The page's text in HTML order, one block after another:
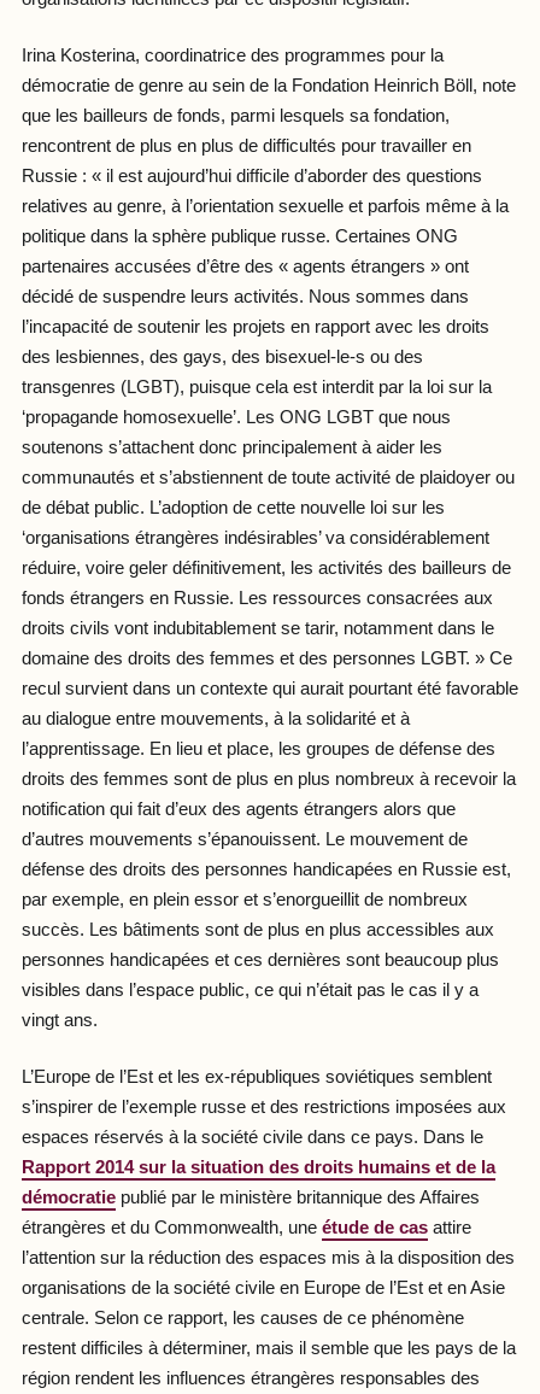
Irina Kosterina, coordinatrice des programmes pour la
démocratie de genre au sein de la Fondation Heinrich Böll, note
que les bailleurs de fonds, parmi lesquels sa fondation,
rencontrent de plus en plus de difficultés pour travailler en
Russie : « il est aujourd’hui difficile d’aborder des questions
relatives au genre, à l’orientation sexuelle et parfois même à la
politique dans la sphère publique russe. Certaines ONG
partenaires accusées d’être des « agents étrangers » ont
décidé de suspendre leurs activités. Nous sommes dans
l’incapacité de soutenir les projets en rapport avec les droits
des lesbiennes, des gays, des bisexuel-le-s ou des
transgenres (LGBT), puisque cela est interdit par la loi sur la
‘propagande homosexuelle’. Les ONG LGBT que nous
soutenons s’attachent donc principalement à aider les
communautés et s’abstiennent de toute activité de plaidoyer ou
de débat public. L’adoption de cette nouvelle loi sur les
‘organisations étrangères indésirables’ va considérablement
réduire, voire geler définitivement, les activités des bailleurs de
fonds étrangers en Russie. Les ressources consacrées aux
droits civils vont indubitablement se tarir, notamment dans le
domaine des droits des femmes et des personnes LGBT. » Ce
recul survient dans un contexte qui aurait pourtant été favorable
au dialogue entre mouvements, à la solidarité et à
l’apprentissage. En lieu et place, les groupes de défense des
droits des femmes sont de plus en plus nombreux à recevoir la
notification qui fait d’eux des agents étrangers alors que
d’autres mouvements s’épanouissent. Le mouvement de
défense des droits des personnes handicapées en Russie est,
par exemple, en plein essor et s’enorgueillit de nombreux
succès. Les bâtiments sont de plus en plus accessibles aux
personnes handicapées et ces dernières sont beaucoup plus
visibles dans l’espace public, ce qui n’était pas le cas il y a
vingt ans.
L’Europe de l’Est et les ex-républiques soviétiques semblent
s’inspirer de l’exemple russe et des restrictions imposées aux
espaces réservés à la société civile dans ce pays. Dans le
Rapport 2014 sur la situation des droits humains et de la
démocratiepublié par le ministère britannique des Affaires
étrangères et du Commonwealth, une étude de casattire
l’attention sur la réduction des espaces mis à la disposition des
organisations de la société civile en Europe de l’Est et en Asie
centrale. Selon ce rapport, les causes de ce phénomène
restent difficiles à déterminer, mais il semble que les pays de la
région rendent les influences étrangères responsables des